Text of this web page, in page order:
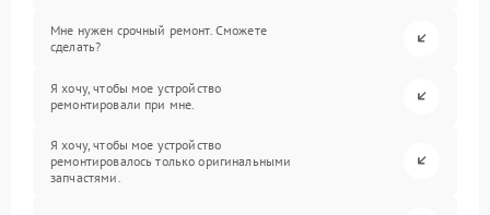
Мне нужен срочный ремонт. Сможете
сделать?
Я хочу, чтобы мое устройство
ремонтировали при мне.
Я хочу, чтобы мое устройство
ремонтировалось только оригинальными
запчастями.